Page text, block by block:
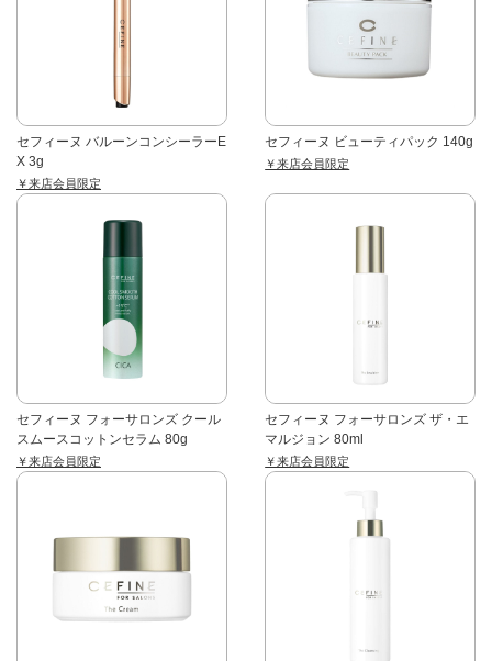
セフィーヌ バルーンコンシーラーE
X 3g
￥来店会員限定
セフィーヌ ビューティパック 140g
￥来店会員限定
セフィーヌ フォーサロンズ クール
スムースコットンセラム 80g
￥来店会員限定
セフィーヌ フォーサロンズ ザ・エ
マルジョン 80ml
￥来店会員限定